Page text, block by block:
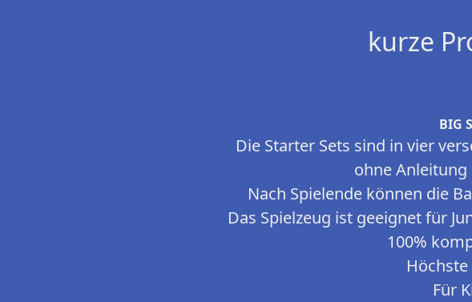
kurze
BIG
Die Starter Sets sind in vier
ohne
Nach Spielende können die
Das Spielzeug ist geeignet für
100%
Für